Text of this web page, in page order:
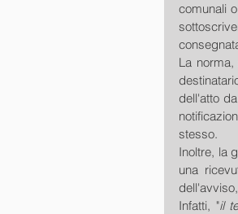
comunali
La
dell'atto
stesso.
Inoltre, la
una
Infatti, "il